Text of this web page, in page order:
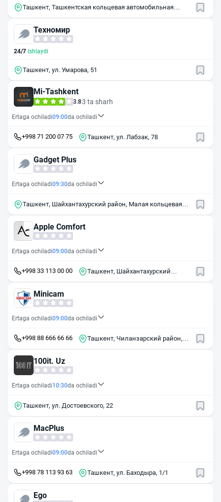
Ташкент, Ташкентская кольцевая автомобильная
Техномир
24/7 Ishlaydi
Ташкент, ул. Умарова, 51
Mi-Tashkent
3.83 ta sharh
Ertaga ochiladi09:00da ochiladi
+998 71 200 07 75 Ташкент, ул. Лабзак, 78
Gadget Plus
Ertaga ochiladi09:30da ochiladi
Ташкент, Шайхантахурский район, Малая кольцевая
Apple Comfort
Ertaga ochiladi09:00da ochiladi
+998 33 113 00 00
Ташкент, Шайхантахурский
Minicam
Ertaga ochiladi09:00da ochiladi
+998 88 666 66 66
Ташкент, Чиланзарский район,
100it. Uz
Ertaga ochiladi10:30da ochiladi
Ташкент, ул. Достоевского, 22
MacPlus
Ertaga ochiladi09:00da ochiladi
+998 78 113 93 63 Ташкент, ул. Баходыра, 1/1
Ego